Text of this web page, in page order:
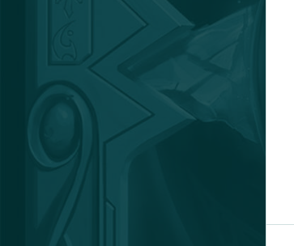
23
Star Conflict
14
CSGO Prime (B2P)
Roblox